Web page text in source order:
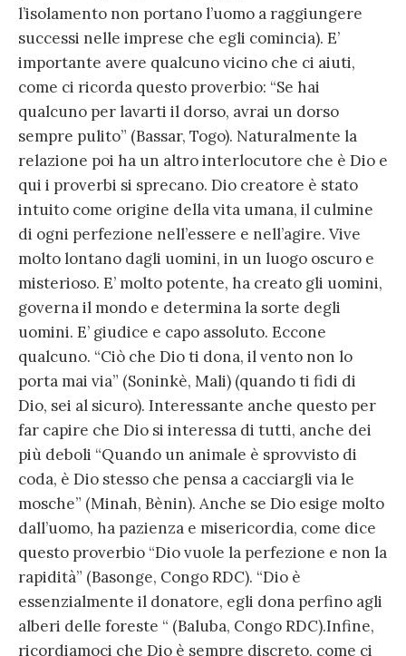
l’isolamento non portano l’uomo a raggiungere
successi nelle imprese che egli comincia). E’
importante avere qualcuno vicino che ci aiuti,
come ci ricorda questo proverbio: “Se hai
qualcuno per lavarti il dorso, avrai un dorso
sempre pulito” (Bassar, Togo). Naturalmente la
relazione poi ha un altro interlocutore che è Dio e
qui i proverbi si sprecano. Dio creatore è stato
intuito come origine della vita umana, il culmine
di ogni perfezione nell’essere e nell’agire. Vive
molto lontano dagli uomini, in un luogo oscuro e
misterioso. E’ molto potente, ha creato gli uomini,
governa il mondo e determina la sorte degli
uomini. E’ giudice e capo assoluto. Eccone
qualcuno. “Ciò che Dio ti dona, il vento non lo
porta mai via” (Soninkè, Mali) (quando ti fidi di
Dio, sei al sicuro). Interessante anche questo per
far capire che Dio si interessa di tutti, anche dei
più deboli “Quando un animale è sprovvisto di
coda, è Dio stesso che pensa a cacciargli via le
mosche” (Minah, Bènin). Anche se Dio esige molto
dall’uomo, ha pazienza e misericordia, come dice
questo proverbio “Dio vuole la perfezione e non la
rapidità” (Basonge, Congo RDC). “Dio è
essenzialmente il donatore, egli dona perfino agli
alberi delle foreste “ (Baluba, Congo RDC).Infine,
ricordiamoci che Dio è sempre discreto, come ci